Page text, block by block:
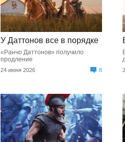
У Даттонов все в порядке
«Ранчо Даттонов» получило
продление
24 июня 2026 8